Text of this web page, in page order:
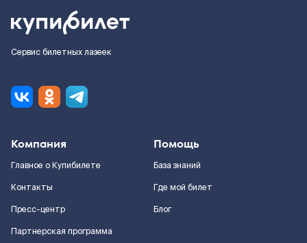
Сервис билетных лазеек
Компания
Главное о Купибилете
Контакты
Пресс-центр
Партнерская программа
Помощь
База знаний
Где мой билет
Блог